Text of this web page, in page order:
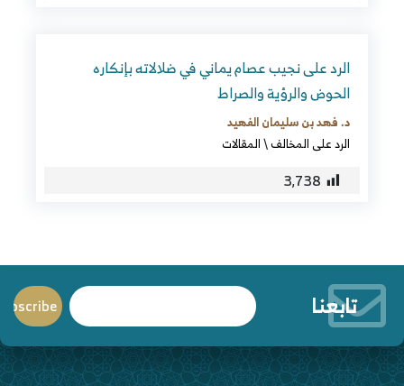
الرد على نجيب عصام يماني في ضلالاته بإنكاره
الحوض والرؤية والصراط
د. فهد بن سليمان الفهيد
الرد على المخالف\المقالات
3٬738
تابعنا